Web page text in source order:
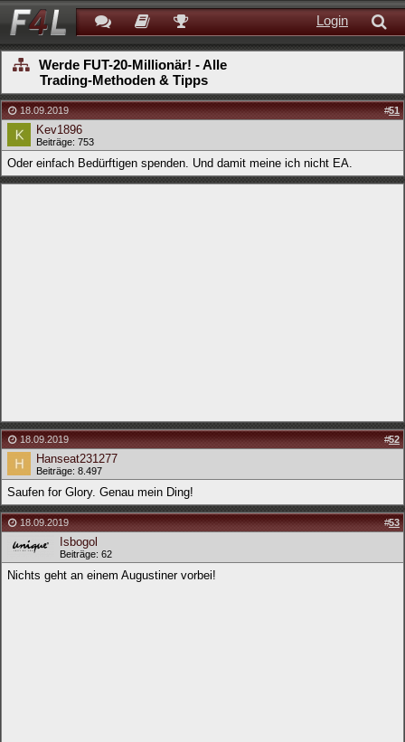
Login
Werde FUT-20-Millionär! - Alle
Trading-Methoden & Tipps
18.09.2019 #51
Kev1896
Beiträge: 753
Oder einfach Bedürftigen spenden. Und damit meine ich nicht EA.
18.09.2019 #52
Hanseat231277
Beiträge: 8.497
Saufen for Glory. Genau mein Ding!
18.09.2019 #53
Isbogol
Beiträge: 62
Nichts geht an einem Augustiner vorbei!